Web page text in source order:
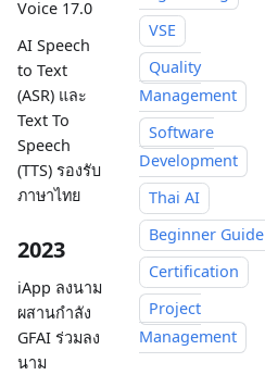
Voice 17.0
AI Speech
to Text
(ASR) และ
Text To
Speech
(TTS) รองรับ
ภาษาไทย
2023
iApp ลงนาม
ผสานกำลัง
GFAI ร่วมลง
นาม
VSE
Quality
Management
Software
Development
Thai AI
Beginner Guide
Certification
Project
Management